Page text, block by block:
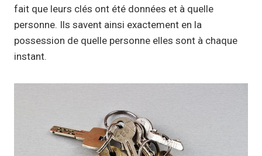
fait que leurs clés ont été données et à quelle
personne. Ils savent ainsi exactement en la
possession de quelle personne elles sont à chaque
instant.